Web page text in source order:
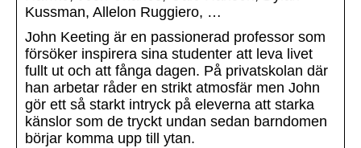
Kussman, Allelon Ruggiero, …
John Keeting är en passionerad professor som
försöker inspirera sina studenter att leva livet
fullt ut och att fånga dagen. På privatskolan där
han arbetar råder en strikt atmosfär men John
gör ett så starkt intryck på eleverna att starka
känslor som de tryckt undan sedan barndomen
börjar komma upp till ytan.